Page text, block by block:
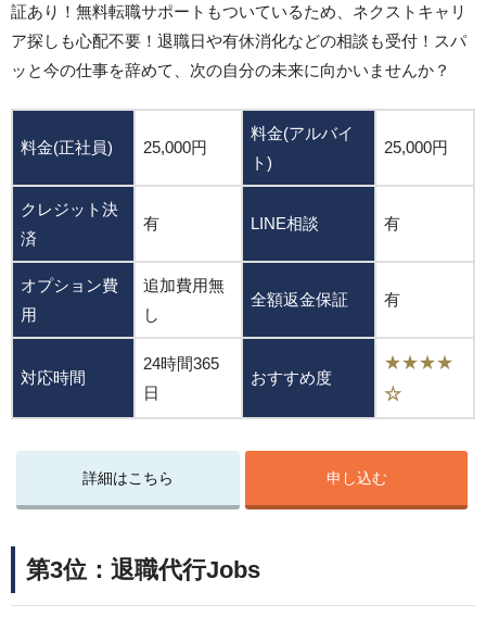
証あり！無料転職サポートもついているため、ネクストキャリ
ア探しも心配不要！退職日や有休消化などの相談も受付！スパ
ッと今の仕事を辞めて、次の自分の未来に向かいませんか？
料金(正社員) 25,000円
料金(アルバイ
ト)
25,000円
クレジット決
済
有 LINE相談 有
オプション費
用
追加費用無
し
全額返金保証 有
対応時間
24時間365
日
おすすめ度
★★★★
☆
詳細はこちら 申し込む
第3位：退職代行Jobs